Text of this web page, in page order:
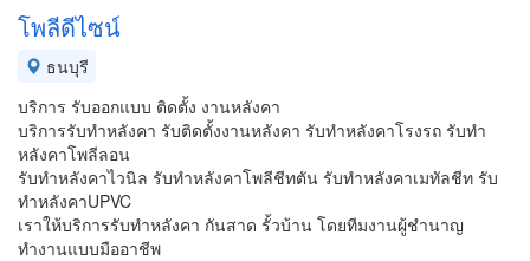
โพลีดีไซน์
ธนบุรี
บริการ รับออกแบบ ติดตั้ง งานหลังคา
บริการรับทำหลังคา รับติดตั้งงานหลังคา รับทำหลังคาโรงรถ รับทำ
หลังคาโพลีลอน
รับทำหลังคาไวนิล รับทำหลังคาโพลีชีทตัน รับทำหลังคาเมทัลชีท รับ
ทำหลังคาUPVC
เราให้บริการรับทำหลังคา กันสาด รั้วบ้าน โดยทีมงานผู้ชำนาญ
ทำงานแบบมืออาชีพ